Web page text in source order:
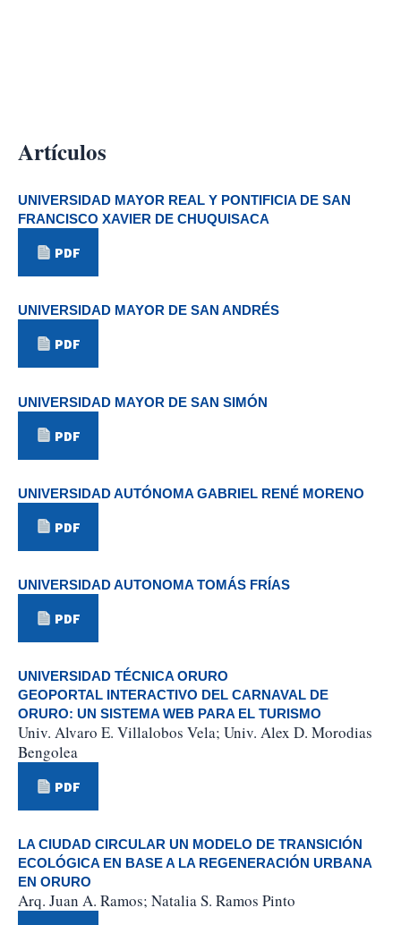
Artículos
UNIVERSIDAD MAYOR REAL Y PONTIFICIA DE SAN
FRANCISCO XAVIER DE CHUQUISACA
PDF
UNIVERSIDAD MAYOR DE SAN ANDRÉS
PDF
UNIVERSIDAD MAYOR DE SAN SIMÓN
PDF
UNIVERSIDAD AUTÓNOMA GABRIEL RENÉ MORENO
PDF
UNIVERSIDAD AUTONOMA TOMÁS FRÍAS
PDF
UNIVERSIDAD TÉCNICA ORURO
GEOPORTAL INTERACTIVO DEL CARNAVAL DE
ORURO: UN SISTEMA WEB PARA EL TURISMO
Univ. Alvaro E. Villalobos Vela; Univ. Alex D. Morodias
Bengolea
PDF
LA CIUDAD CIRCULAR UN MODELO DE TRANSICIÓN
ECOLÓGICA EN BASE A LA REGENERACIÓN URBANA
EN ORURO
Arq. Juan A. Ramos; Natalia S. Ramos Pinto